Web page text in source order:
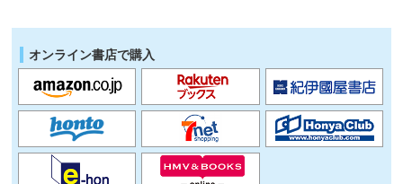
オンライン書店で購入